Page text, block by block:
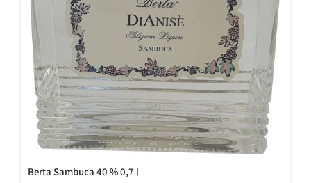
Berta Sambuca 40 % 0,7 l